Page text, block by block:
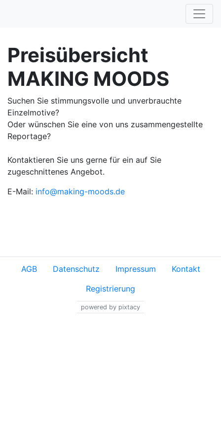
Preisübersicht
MAKING MOODS
Suchen Sie stimmungsvolle und unverbrauchte
Einzelmotive?
Oder wünschen Sie eine von uns zusammengestellte
Reportage?
Kontaktieren Sie uns gerne für ein auf Sie
zugeschnittenes Angebot.
E-Mail: info@making-moods.de
AGB Datenschutz Impressum
Kontakt
Registrierung
powered by pixtacy